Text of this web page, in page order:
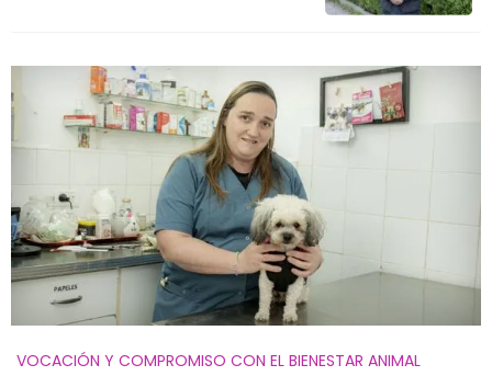
VOCACIÓN Y COMPROMISO CON EL BIENESTAR ANIMAL